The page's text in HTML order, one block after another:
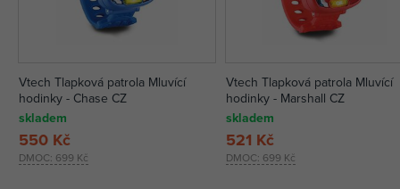
Vtech Tlapková patrola Mluvící
hodinky - Chase CZ
skladem
DMOC: 699 Kč
550 Kč
Vtech Tlapková patrola Mluvící
hodinky - Marshall CZ
skladem
DMOC: 699 Kč
521 Kč